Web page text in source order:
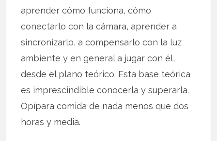
aprender cómo funciona, cómo
conectarlo con la cámara, aprender a
sincronizarlo, a compensarlo con la luz
ambiente y en general a jugar con él,
desde el plano teórico. Esta base teórica
es imprescindible conocerla y superarla.
Opípara comida de nada menos que dos
horas y media.